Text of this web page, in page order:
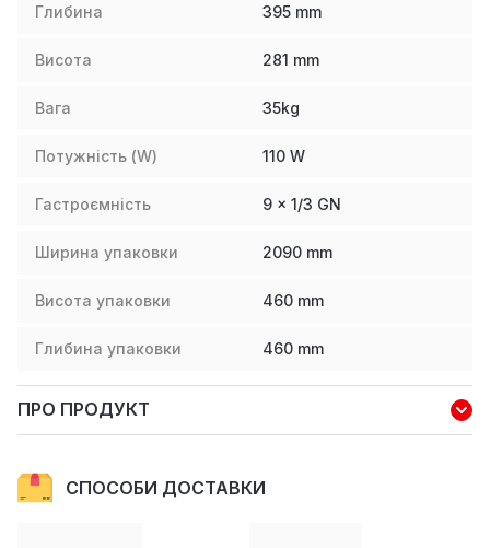
Глибина 395 mm
Висота 281 mm
Вага 35kg
Потужність (W) 110 W
Гастроємність 9 x 1/3 GN
Ширина упаковки 2090 mm
Висота упаковки 460 mm
Глибина упаковки 460 mm
ПРО ПРОДУКТ
СПОСОБИ ДОСТАВКИ